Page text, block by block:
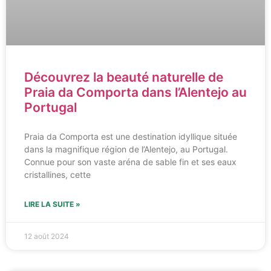
Découvrez la beauté naturelle de
Praia da Comporta dans l’Alentejo au
Portugal
Praia da Comporta est une destination idyllique située
dans la magnifique région de l’Alentejo, au Portugal.
Connue pour son vaste aréna de sable fin et ses eaux
cristallines, cette
LIRE LA SUITE »
12 août 2024